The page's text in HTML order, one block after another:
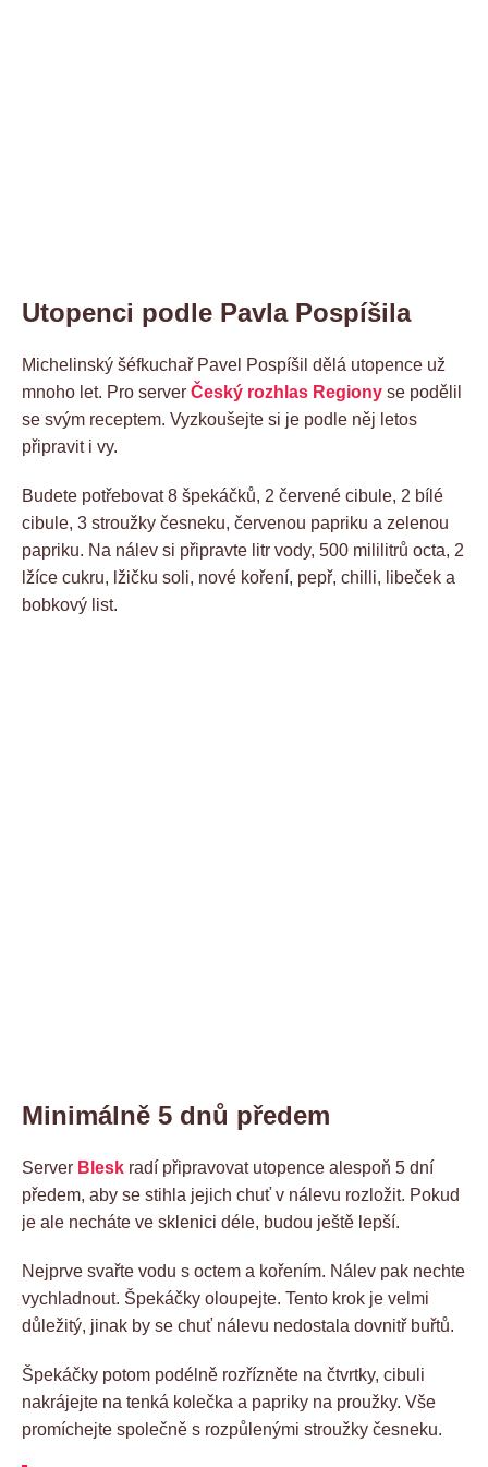
Utopenci podle Pavla Pospíšila
Michelinský šéfkuchař Pavel Pospíšil dělá utopence už
mnoho let. Pro server Český rozhlas Regiony se podělil
se svým receptem. Vyzkoušejte si je podle něj letos
připravit i vy.
Budete potřebovat 8 špekáčků, 2 červené cibule, 2 bílé
cibule, 3 stroužky česneku, červenou papriku a zelenou
papriku. Na nálev si připravte litr vody, 500 mililitrů octa, 2
lžíce cukru, lžičku soli, nové koření, pepř, chilli, libeček a
bobkový list.
Minimálně 5 dnů předem
Server Blesk radí připravovat utopence alespoň 5 dní
předem, aby se stihla jejich chuť v nálevu rozložit. Pokud
je ale necháte ve sklenici déle, budou ještě lepší.
Nejprve svařte vodu s octem a kořením. Nálev pak nechte
vychladnout. Špekáčky oloupejte. Tento krok je velmi
důležitý, jinak by se chuť nálevu nedostala dovnitř buřtů.
Špekáčky potom podélně rozřízněte na čtvrtky, cibuli
nakrájejte na tenká kolečka a papriky na proužky. Vše
promíchejte společně s rozpůlenými stroužky česneku.